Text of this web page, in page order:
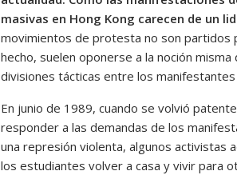
masivas en Hong Kong carecen de un
movimientos de protesta no son partidos
hecho, suelen oponerse a la noción
divisiones tácticas entre los
En junio de 1989, cuando se volvió
responder a las demandas de los
una represión violenta, algunos activistas
los estudiantes volver a casa y vivir para